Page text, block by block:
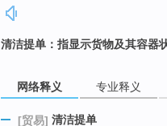
清洁提单：指显示货物及其容器
网络释义 专业释义
[贸易] 清洁提单